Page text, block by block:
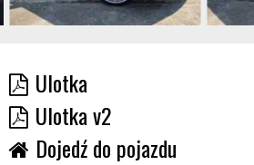
Ulotka
Ulotka v2
Dojedź do pojazdu